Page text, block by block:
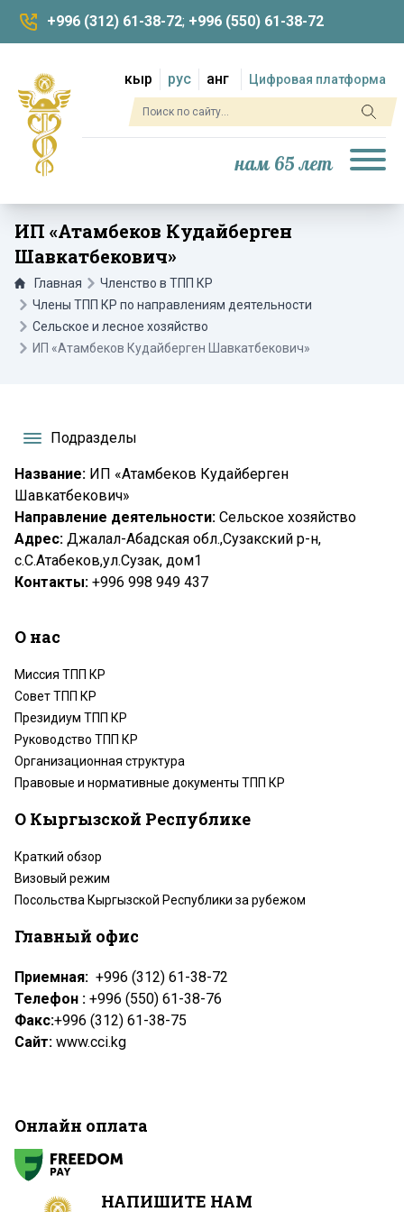
+996 (312) 61-38-72; +996 (550) 61-38-72
кыр рус анг Цифровая платформа
нам 65 лет
ИП «Атамбеков Кудайберген
Шавкатбекович»
Главная
Членство в ТПП КР
Члены ТПП КР по направлениям деятельности
Сельское и лесное хозяйство
ИП «Атамбеков Кудайберген Шавкатбекович»
Подразделы
Название: ИП «Атамбеков Кудайберген
Шавкатбекович»
Направление деятельности: Сельское хозяйство
Адрес: Джалал-Абадская обл.,Сузакский р-н,
с.С.Атабеков,ул.Сузак, дом1
Контакты: +996 998 949 437
НАПИШИТЕ НАМ
О нас
Миссия ТПП КР
Совет ТПП КР
Президиум ТПП КР
Руководство ТПП КР
Организационная структура
Правовые и нормативные документы ТПП КР
О Кыргызской Республике
Краткий обзор
Визовый режим
Посольства Кыргызской Республики за рубежом
Главный офис
Приемная: +996 (312) 61-38-72
Телефон : +996 (550) 61-38-76
Факс:+996 (312) 61-38-75
Сайт: www.cci.kg
Онлайн оплата